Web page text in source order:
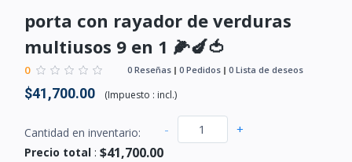
porta con rayador de verduras
multiusos 9 en 1 🌽🍆🍅
0 0 Reseñas 0 Pedidos 0 Lista de deseos
$41,700.00 (Impuesto : incl.)
Cantidad en inventario: - +
Precio total : $41,700.00